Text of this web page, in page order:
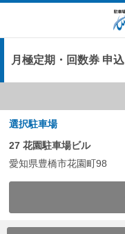
月極定期・回数券 申込
選択駐車場
27 花園駐車場ビル
愛知県豊橋市花園町98